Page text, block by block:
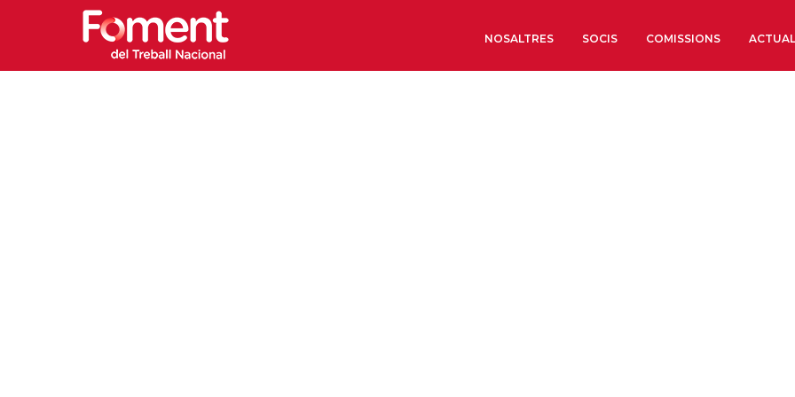
NOSALTRES SOCIS COMISSIONS